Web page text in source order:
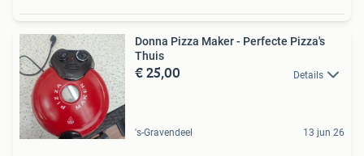
Donna Pizza Maker - Perfecte Pizza's
Thuis
€ 25,00 Details
's-Gravendeel 13 jun 26